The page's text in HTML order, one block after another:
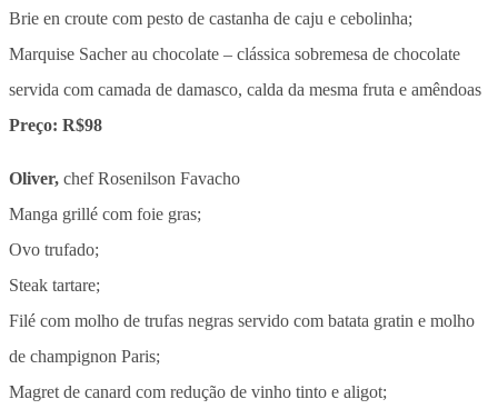
Brie en croute com pesto de castanha de caju e cebolinha;
Marquise Sacher au chocolate – clássica sobremesa de chocolate
servida com camada de damasco, calda da mesma fruta e amêndoas
Preço: R$98
Oliver, chef Rosenilson Favacho
Manga grillé com foie gras;
Ovo trufado;
Steak tartare;
Filé com molho de trufas negras servido com batata gratin e molho
de champignon Paris;
Magret de canard com redução de vinho tinto e aligot;